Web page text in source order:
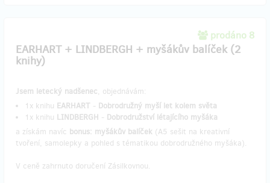
prodáno 8
EARHART + LINDBERGH + myšákův balíček (2
knihy)
Jsem letecký nadšenec, objednávám:
1x knihu EARHART - Dobrodružný myší let kolem světa
1x knihu LINDBERGH - Dobrodružství létajícího myšáka
a získám navíc bonus: myšákův balíček (A5 sešit na kreativní
tvoření, samolepky a pohled s tématikou dobrodružného myšáka).
V ceně zahrnuto doručení Zásilkovnou.